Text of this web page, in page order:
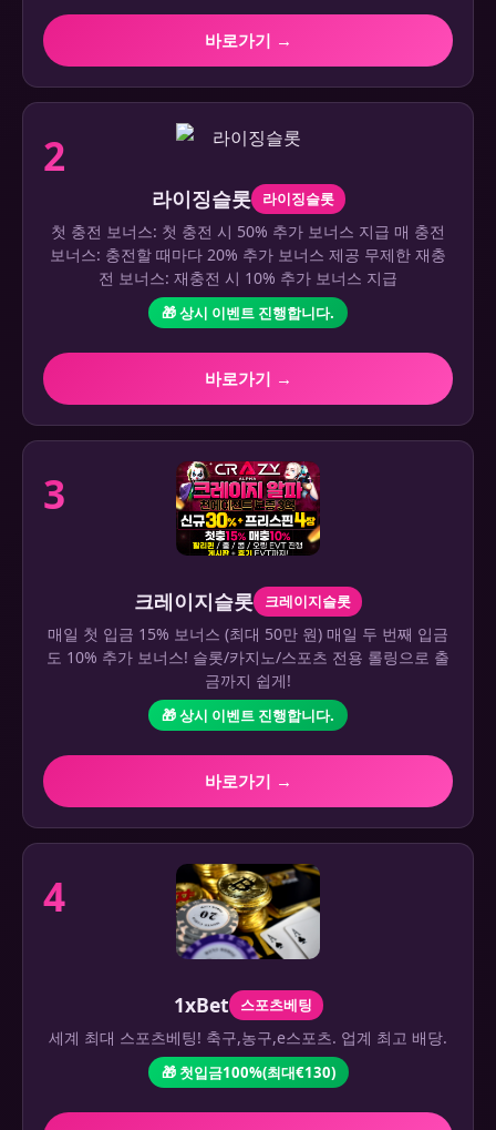
바로가기 →
2
라이징슬롯 라이징슬롯
첫 충전 보너스: 첫 충전 시 50% 추가 보너스 지급 매 충전
보너스: 충전할 때마다 20% 추가 보너스 제공 무제한 재충
전 보너스: 재충전 시 10% 추가 보너스 지급
🎁 상시 이벤트 진행합니다.
바로가기 →
3
크레이지슬롯 크레이지슬롯
매일 첫 입금 15% 보너스 (최대 50만 원) 매일 두 번째 입금
도 10% 추가 보너스! 슬롯/카지노/스포츠 전용 롤링으로 출
금까지 쉽게!
🎁 상시 이벤트 진행합니다.
바로가기 →
4
1xBet 스포츠베팅
세계 최대 스포츠베팅! 축구,농구,e스포츠. 업계 최고 배당.
🎁 첫입금100%(최대€130)